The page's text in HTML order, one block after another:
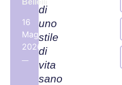
Bellelli
16
Maggio,
2026
di
uno
stile
di
vita
sano